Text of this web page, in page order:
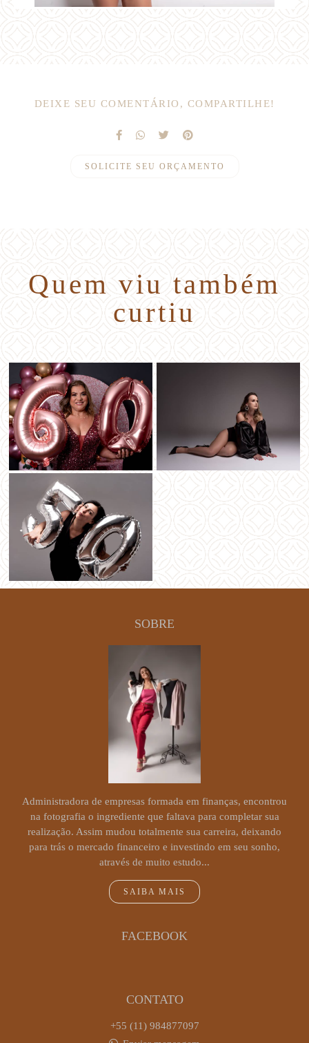
DEIXE SEU COMENTÁRIO, COMPARTILHE!
SOLICITE SEU ORÇAMENTO
Quem viu também
curtiu
SOBRE
Administradora de empresas formada em finanças, encontrou
na fotografia o ingrediente que faltava para completar sua
realização. Assim mudou totalmente sua carreira, deixando
para trás o mercado financeiro e investindo em seu sonho,
através de muito estudo...
SAIBA MAIS
FACEBOOK
CONTATO
+55 (11) 984877097